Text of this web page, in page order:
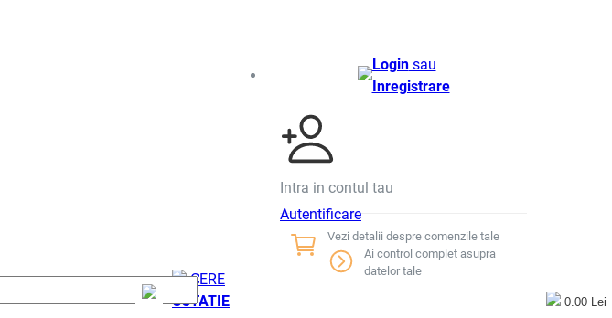
CERE
COTATIE
Loginsau
Inregistrare
Intra in contul tau
Autentificare
Vezi detalii despre comenzile tale
Ai control complet asupra
datelor tale
0.00 Lei